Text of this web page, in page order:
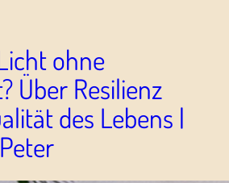
ohne
Über Resilienz
des Lebens |